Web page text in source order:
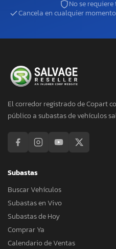
No se
Cancela en cualquier momento
El corredor registrado de Copart
público a subastas de vehículos
Subastas
Buscar Vehículos
Subastas en Vivo
Subastas de Hoy
Comprar Ya
Calendario de Ventas